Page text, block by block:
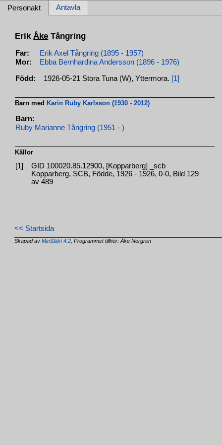
Personakt Antavla
ErikÅke Tångring
Far:
Erik Axel Tångring (1895 - 1957)
Mor:
Ebba Bernhardina Andersson (1896 - 1976)
Född: 1926-05-21 Stora Tuna (W), Yttermora. [1]
Barn med Karin Ruby Karlsson (1930 - 2012)
Barn:
Ruby Marianne Tångring (1951 - )
Källor
[1]
GID 100020.85.12900, [Kopparberg] _scb
Kopparberg, SCB, Födde, 1926 - 1926, 0-0, Bild 129
av 489
<< Startsida
Skapad avMinSläkt 4.2 , Programmet tillhör: Åke Norgren